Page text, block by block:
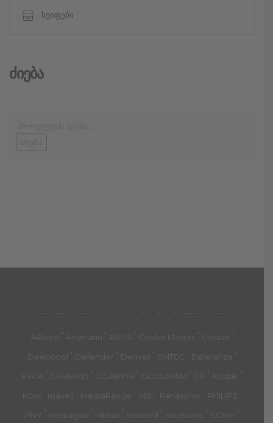
სეიფები
Ძიება
მთავარი კალათა
A4Tech ' Ansmann ' ASUS ' Cooler Master ' Corsair '
Deepcool ' Defender ' Denver ' EMTEC ' Esperanza '
EVGA ' GEMBIRD ' GIGABYTE ' GOODRAM ' GP ' Kodak '
Koss ' maxell ' MediaRange ' MSI ' Panasonic ' PHILIPS '
PNY ' Redragon ' Ritmix ' Rosewill ' SeaSonic ' SONY '